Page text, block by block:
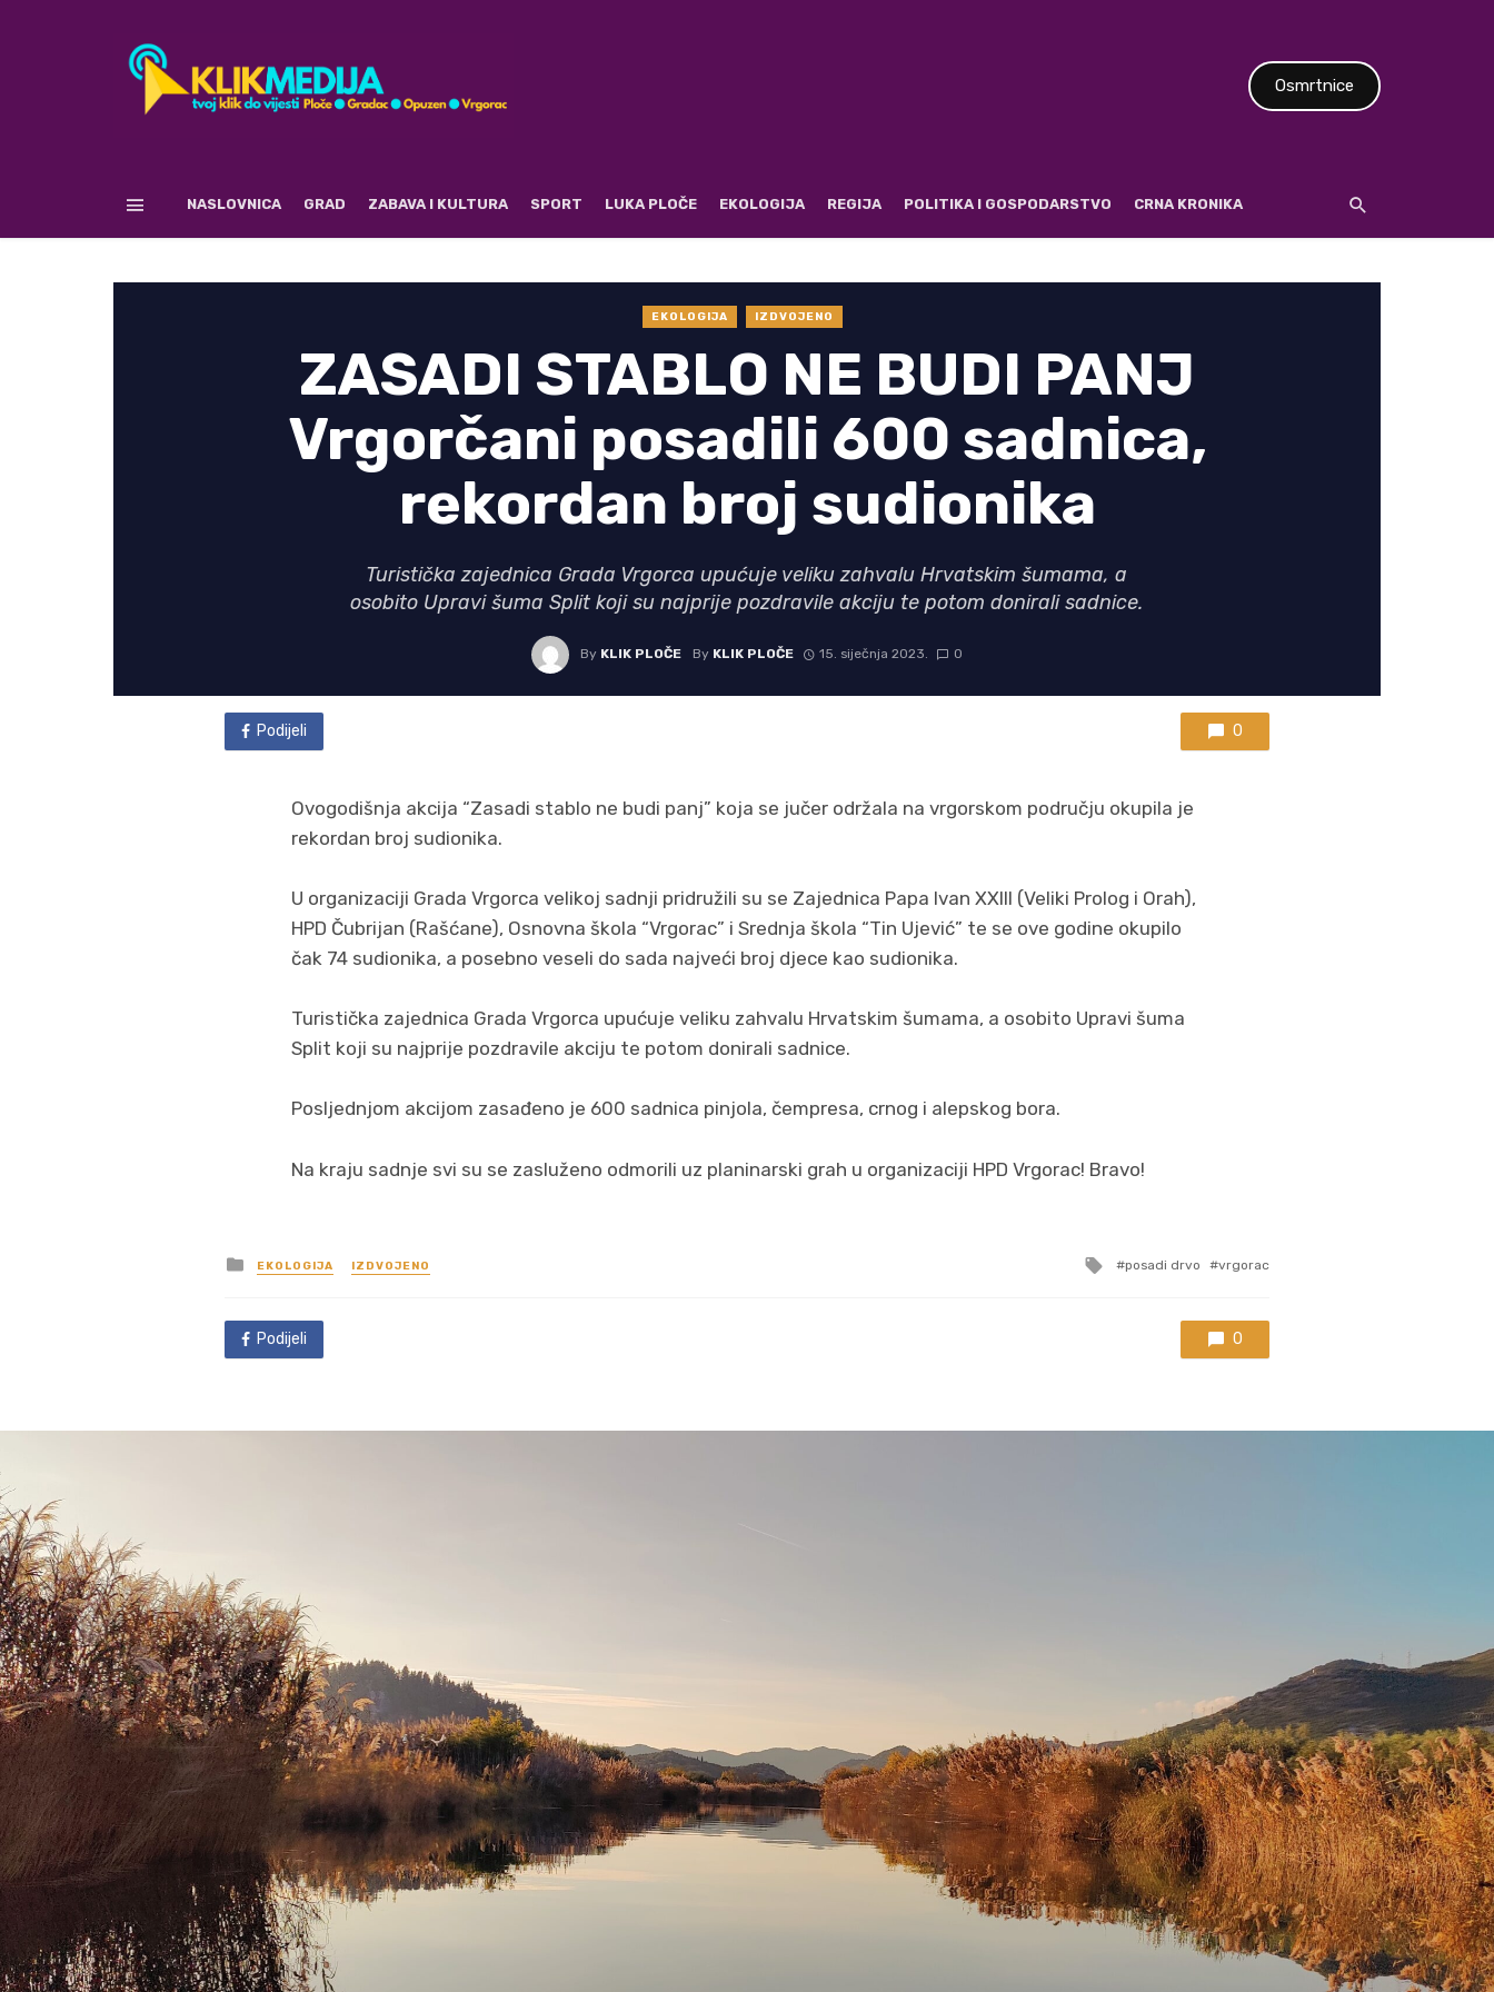
Osmrtnice
NASLOVNICA GRAD ZABAVA I KULTURA SPORT LUKA PLOČE EKOLOGIJA REGIJA POLITIKA I GOSPODARSTVO CRNA KRONIKA
EKOLOGIJA IZDVOJENO
ZASADI STABLO NE BUDI PANJ
Vrgorčani posadili 600 sadnica,
rekordan broj sudionika
Turistička zajednica Grada Vrgorca upućuje veliku zahvalu Hrvatskim šumama, a
osobito Upravi šuma Split koji su najprije pozdravile akciju te potom donirali sadnice.
By KLIK PLOČE By KLIK PLOČE 15. siječnja 2023. 0
Podijeli 0
Ovogodišnja akcija “Zasadi stablo ne budi panj” koja se jučer održala na vrgorskom području okupila je
rekordan broj sudionika.
U organizaciji Grada Vrgorca velikoj sadnji pridružili su se Zajednica Papa Ivan XXIII (Veliki Prolog i Orah),
HPD Čubrijan (Rašćane), Osnovna škola “Vrgorac” i Srednja škola “Tin Ujević” te se ove godine okupilo
čak 74 sudionika, a posebno veseli do sada najveći broj djece kao sudionika.
Turistička zajednica Grada Vrgorca upućuje veliku zahvalu Hrvatskim šumama, a osobito Upravi šuma
Split koji su najprije pozdravile akciju te potom donirali sadnice.
Posljednjom akcijom zasađeno je 600 sadnica pinjola, čempresa, crnog i alepskog bora.
Na kraju sadnje svi su se zasluženo odmorili uz planinarski grah u organizaciji HPD Vrgorac! Bravo!
Posted
in
EKOLOGIJA IZDVOJENO
Tagged
posadi drvo vrgorac
Podijeli 0